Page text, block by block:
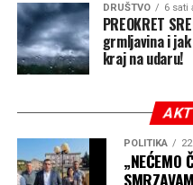
U isto vrijeme dok u sali
Banjaluka na svojoj
kampanju obmanjivanja
SNSD tvrdi da je novac za
Tunjice “već jednom
drugo”, te postavlja
novac?”.
DRUŠTVO 6 sati
PREOKRET
grmljavina i
kraj na udaru!
POLITIKA
„NEĆEMO